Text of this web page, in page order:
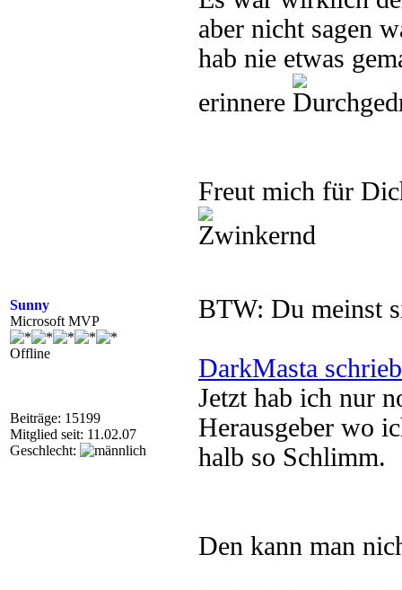
Sunny
Microsoft MVP
Offline
Beiträge: 15199
Mitglied seit: 11.02.07
Geschlecht:
aber nicht sagen
hab nie etwas
erinnere
Freut mich für
BTW: Du meinst
DarkMasta schrieb
Jetzt hab ich nur
Herausgeber wo
halb so Schlimm.
Den kann man